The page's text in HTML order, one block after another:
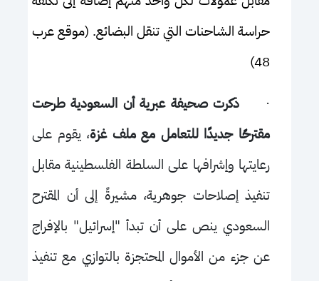
حراسة الشاحنات التي تنقل البضائع. (موقع عرب
48)
· ذكرت صحيفة عبرية أن السعودية طرحت
مقترحًا جديدًا للتعامل مع ملف غزة، يقوم على
رعايتها وإشرافها على السلطة الفلسطينية مقابل
تنفيذ إصلاحات جوهرية، مشيرةً إلى أن المقترح
السعودي ينص على أن تبدأ "إسرائيل" بالإفراج
عن جزء من الأموال المحتجزة بالتوازي مع تنفيذ